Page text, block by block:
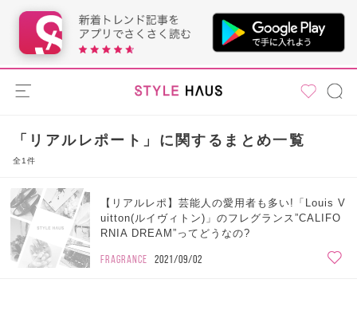
「リアルレポート」に関するまとめ一覧
全1件
【リアルレポ】芸能人の愛用者も多い!「Louis V
uitton(ルイヴィトン)」のフレグランス”CALIFO
RNIA DREAM”ってどうなの?
FRAGRANCE 2021/09/02